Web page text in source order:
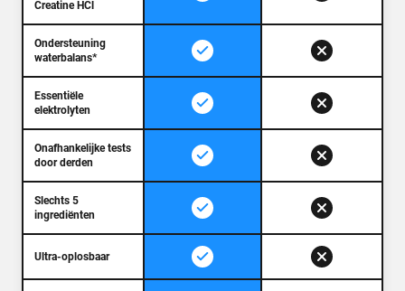
Creatine HCl
Ondersteuning
waterbalans*
Essentiële
elektrolyten
Onafhankelijke tests
door derden
Slechts 5
ingrediënten
Ultra-oplosbaar